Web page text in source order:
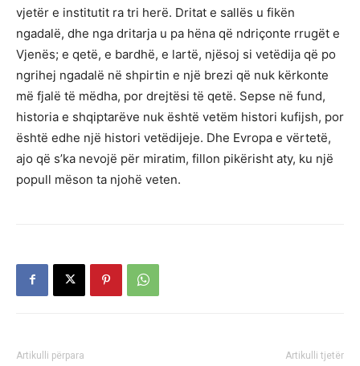
vjetër e institutit ra tri herë. Dritat e sallës u fikën
ngadalë, dhe nga dritarja u pa hëna që ndriçonte rrugët e
Vjenës; e qetë, e bardhë, e lartë, njësoj si vetëdija që po
ngrihej ngadalë në shpirtin e një brezi që nuk kërkonte
më fjalë të mëdha, por drejtësi të qetë. Sepse në fund,
historia e shqiptarëve nuk është vetëm histori kufijsh, por
është edhe një histori vetëdijeje. Dhe Evropa e vërtetë,
ajo që s’ka nevojë për miratim, fillon pikërisht aty, ku një
popull mëson ta njohë veten.
Artikulli përpara Artikulli tjetër